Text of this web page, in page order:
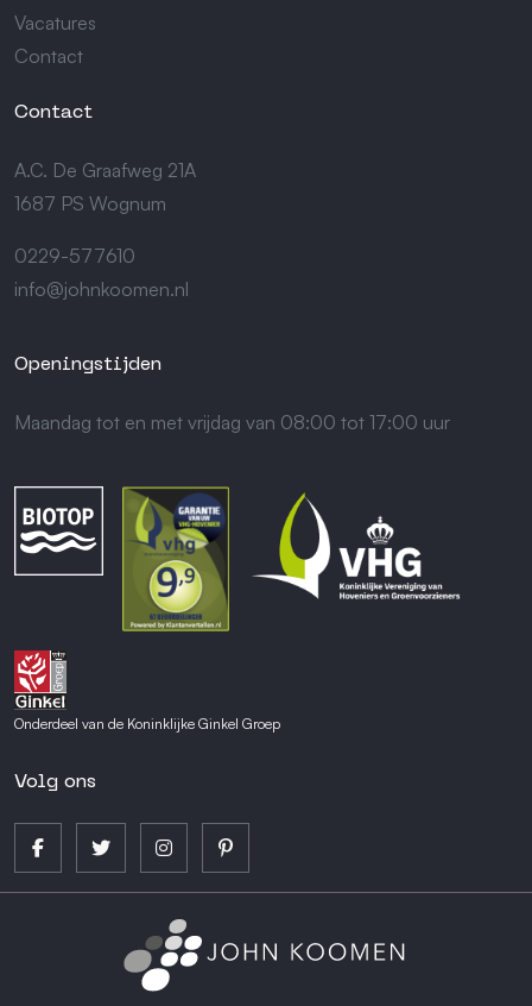
Vacatures
Contact
Contact
A.C. De Graafweg 21A
1687 PS Wognum
0229-577610
info@johnkoomen.nl
Openingstijden
Maandag tot en met vrijdag van 08:00 tot 17:00 uur
Onderdeel van de Koninklijke Ginkel Groep
Volg ons